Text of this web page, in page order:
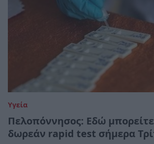
Υγεία
Πελοπόννησος: Εδώ
δωρεάν rapid test σήμερα